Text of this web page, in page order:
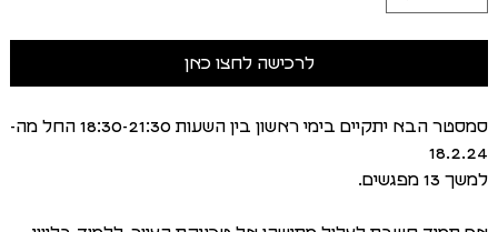
לרכישה לחצו כאן
סמסטר הבא יתקיים בימי ראשון בין השעות 18:30-21:30 החל מה-
18.2.24
למשך 13 מפגשים.